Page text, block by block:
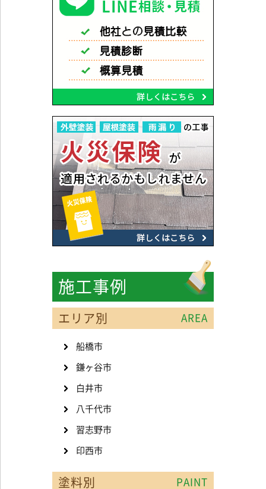
施工事例
エリア別 AREA
船橋市
鎌ヶ谷市
白井市
八千代市
習志野市
印西市
塗料別 PAINT